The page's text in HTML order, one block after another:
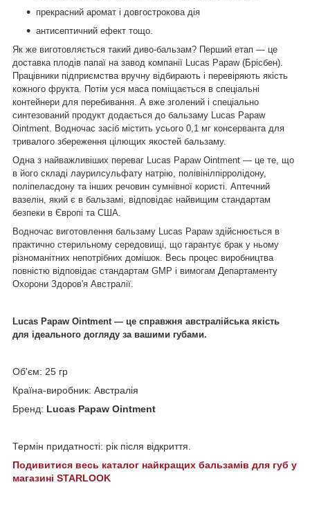
прекрасний аромат і довгострокова дія
антисептичний ефект тощо.
Як же виготовляється такий диво-бальзам? Перший етап — це
доставка плодів папаї на завод компанії Lucas Papaw (Брісбен).
Працівники підприємства вручну відбирають і перевіряють якість
кожного фрукта. Потім уся маса поміщається в спеціальні
контейнери для перебивання. А вже зголений і спеціально
синтезований продукт додається до бальзаму Lucas Papaw
Ointment. Водночас засіб містить усього 0,1 мг консерванта для
тривалого збереження цілющих якостей бальзаму.
Одна з найважливіших переваг Lucas Papaw Ointment — це те, що
в його складі лаурилсульфату натрію, полівінілпірролідону,
поліпеласдону та інших речовин сумнівної користі. Аптечний
вазелін, який є в бальзамі, відповідає найвищим стандартам
безпеки в Європі та США.
Водночас виготовлення бальзаму Lucas Papaw здійснюється в
практично стерильному середовищі, що гарантує брак у ньому
різноманітних непотрібних домішок. Весь процес виробництва
повністю відповідає стандартам GMP і вимогам Департаменту
Охорони Здоров'я Австралії.
Lucas Papaw Ointment — це справжня австралійська якість
для ідеального догляду за вашими губами.
Об'єм: 25 гр
Країна-виробник: Австралія
Бренд: Lucas Papaw Ointment
Термін придатності: рік після відкриття.
Подивитися весь каталог найкращих бальзамів для губ у
магазині STARLOOK